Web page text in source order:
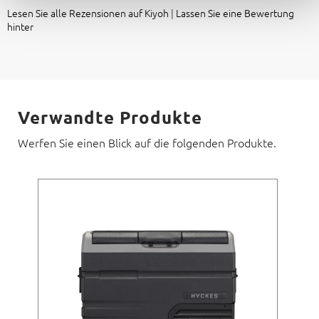
Lesen Sie alle Rezensionen auf Kiyoh | Lassen Sie eine Bewertung
hinter
Verwandte Produkte
Werfen Sie einen Blick auf die folgenden Produkte.